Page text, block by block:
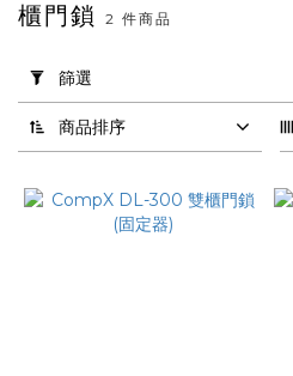
用
篩
選
(0/20)
品
櫃門鎖 2 件商品
篩選
商品排序